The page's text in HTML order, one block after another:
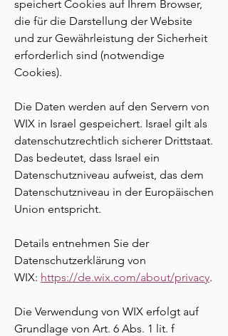
speichert Cookies auf Ihrem Browser,
die für die Darstellung der Website
und zur Gewährleistung der Sicherheit
erforderlich sind (notwendige
Cookies).
Die Daten werden auf den Servern von
WIX in Israel gespeichert. Israel gilt als
datenschutzrechtlich sicherer Drittstaat.
Das bedeutet, dass Israel ein
Datenschutzniveau aufweist, das dem
Datenschutzniveau in der Europäischen
Union entspricht.
Details entnehmen Sie der
Datenschutzerklärung von
WIX: https://de.wix.com/about/privacy.
Die Verwendung von WIX erfolgt auf
Grundlage von Art. 6 Abs. 1 lit. f